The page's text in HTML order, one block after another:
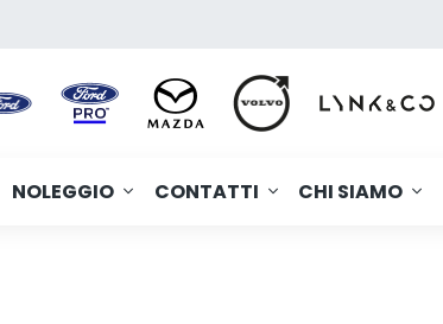
NOLEGGIO CONTATTI CHI SIAMO